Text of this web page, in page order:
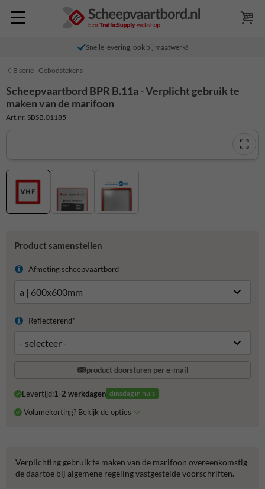
Snelle levering, ook bij maatwerk!
B serie - Gebodstekens
Scheepvaartbord BPR B.11a - Verplicht gebruik te
maken van de marifoon
Art.nr. SBSB.01185
Product samenstellen
Afmeting scheepvaartbord
Reflecterend*
product doorsturen per e-mail
Levertijd:1-2 werkdagen dinsdag in huis
Volumekorting? Bekijk de opties
Verplichting gebruik te maken van de marifoon overeenkomstig
de daartoe bij algemene regeling vastgestelde voorschriften.